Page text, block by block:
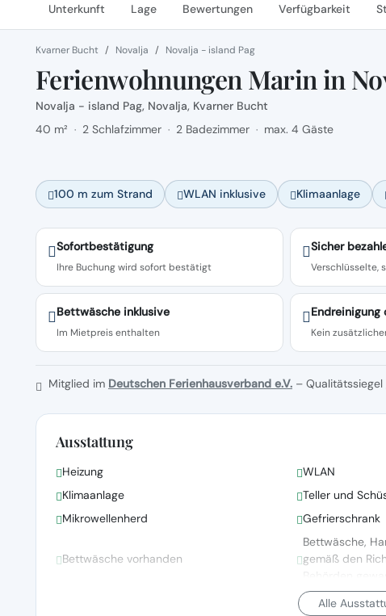
Unterkunft Lage Bewertungen Verfügbarkeit
Kvarner Bucht Novalja Novalja - island Pag
Ferienwohnungen Marin in
Novalja - island Pag, Novalja, Kvarner Bucht
40 m² · 2 Schlafzimmer · 2 Badezimmer · max. 4 Gäste
100 m zum Strand WLAN inklusive Klimaanlage
Sofortbestätigung
Ihre Buchung wird sofort bestätigt
Sicher
Verschlüsselte,
Bettwäsche inklusive
Im Mietpreis enthalten
Endreinigung
Kein
Mitglied im Deutschen Ferienhausverband e.V. – Qualitätssiegel
Ausstattung
Heizung WLAN
Klimaanlage
Teller und
Mikrowellenherd
Gefrierschrank
Bettwäsche vorhanden
Bettwäsche,
gemäß den
Alle